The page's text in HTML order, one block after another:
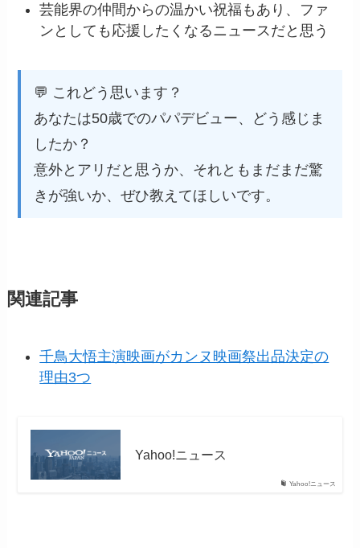
芸能界の仲間からの温かい祝福もあり、ファ
ンとしても応援したくなるニュースだと思う
💬 これどう思います？
あなたは50歳でのパパデビュー、どう感じま
したか？
意外とアリだと思うか、それともまだまだ驚
きが強いか、ぜひ教えてほしいです。
関連記事
千鳥大悟主演映画がカンヌ映画祭出品決定の
理由3つ
Yahoo!ニュース
Yahoo!ニュース